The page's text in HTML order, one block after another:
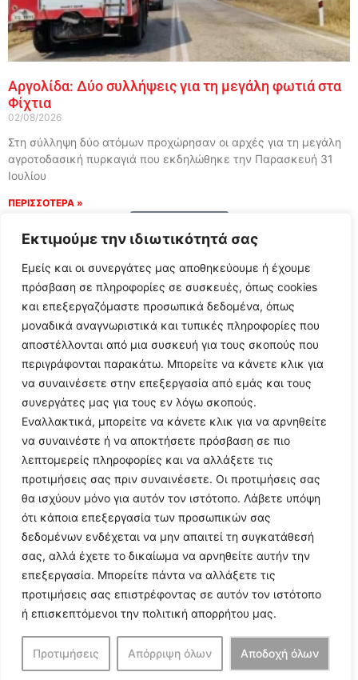
Εκτιμούμε την ιδιωτικότητά σας
Εμείς και οι συνεργάτες μας αποθηκεύουμε ή έχουμε
πρόσβαση σε πληροφορίες σε συσκευές, όπως cookies
και επεξεργαζόμαστε προσωπικά δεδομένα, όπως
μοναδικά αναγνωριστικά και τυπικές πληροφορίες που
αποστέλλονται από μια συσκευή για τους σκοπούς που
περιγράφονται παρακάτω. Μπορείτε να κάνετε κλικ για
να συναινέσετε στην επεξεργασία από εμάς και τους
συνεργάτες μας για τους εν λόγω σκοπούς.
Εναλλακτικά, μπορείτε να κάνετε κλικ για να αρνηθείτε
να συναινέστε ή να αποκτήσετε πρόσβαση σε πιο
λεπτομερείς πληροφορίες και να αλλάξετε τις
προτιμήσεις σας πριν συναινέσετε. Οι προτιμήσεις σας
θα ισχύουν μόνο για αυτόν τον ιστότοπο. Λάβετε υπόψη
ότι κάποια επεξεργασία των προσωπικών σας
δεδομένων ενδέχεται να μην απαιτεί τη συγκατάθεσή
σας, αλλά έχετε το δικαίωμα να αρνηθείτε αυτήν την
επεξεργασία. Μπορείτε πάντα να αλλάξετε τις
προτιμήσεις σας επιστρέφοντας σε αυτόν τον ιστότοπο
ή επισκεπτόμενοι την πολιτική απορρήτου μας.
Προτιμήσεις Απόρριψη όλων Αποδοχή όλων
Αργολίδα: Δύο συλλήψεις για τη μεγάλη φωτιά στα
Φίχτια
02/08/2026
Στη σύλληψη δύο ατόμων προχώρησαν οι αρχές για τη μεγάλη
αγροτοδασική πυρκαγιά που εκδηλώθηκε την Παρασκευή 31
Ιουλίου
ΠΕΡΙΣΣΟΤΕΡΑ »
Follow Us
© 2024 All Rights Reserved
Η ιστοσελίδαargolikianaptiksi.grείναι πιστοποιημένη στο
ηλεκτρονικό Μητρώο Ηλεκτρονικού Τύπου της ΓΓ Επικοινωνίας
και Ενημέρωσης (Αριθμός ΜΗΤ242062)